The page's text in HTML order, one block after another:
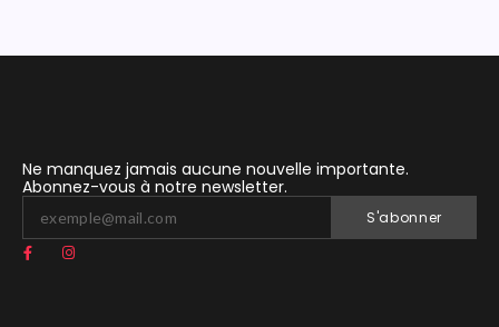
Ne manquez jamais aucune nouvelle importante.
Abonnez-vous à notre newsletter.
S'abonner